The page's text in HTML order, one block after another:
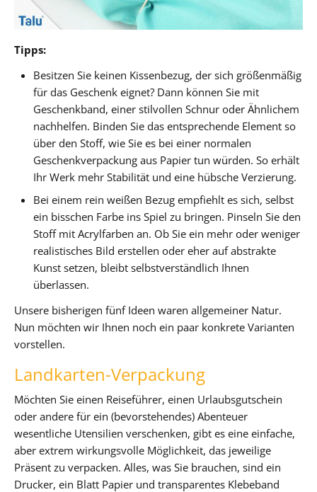
Tipps:
Besitzen Sie keinen Kissenbezug, der sich größenmäßig
für das Geschenk eignet? Dann können Sie mit
Geschenkband, einer stilvollen Schnur oder Ähnlichem
nachhelfen. Binden Sie das entsprechende Element so
über den Stoff, wie Sie es bei einer normalen
Geschenkverpackung aus Papier tun würden. So erhält
Ihr Werk mehr Stabilität und eine hübsche Verzierung.
Bei einem rein weißen Bezug empfiehlt es sich, selbst
ein bisschen Farbe ins Spiel zu bringen. Pinseln Sie den
Stoff mit Acrylfarben an. Ob Sie ein mehr oder weniger
realistisches Bild erstellen oder eher auf abstrakte
Kunst setzen, bleibt selbstverständlich Ihnen
überlassen.
Unsere bisherigen fünf Ideen waren allgemeiner Natur.
Nun möchten wir Ihnen noch ein paar konkrete Varianten
vorstellen.
Landkarten-Verpackung
Möchten Sie einen Reiseführer, einen Urlaubsgutschein
oder andere für ein (bevorstehendes) Abenteuer
wesentliche Utensilien verschenken, gibt es eine einfache,
aber extrem wirkungsvolle Möglichkeit, das jeweilige
Präsent zu verpacken. Alles, was Sie brauchen, sind ein
Drucker, ein Blatt Papier und transparentes Klebeband